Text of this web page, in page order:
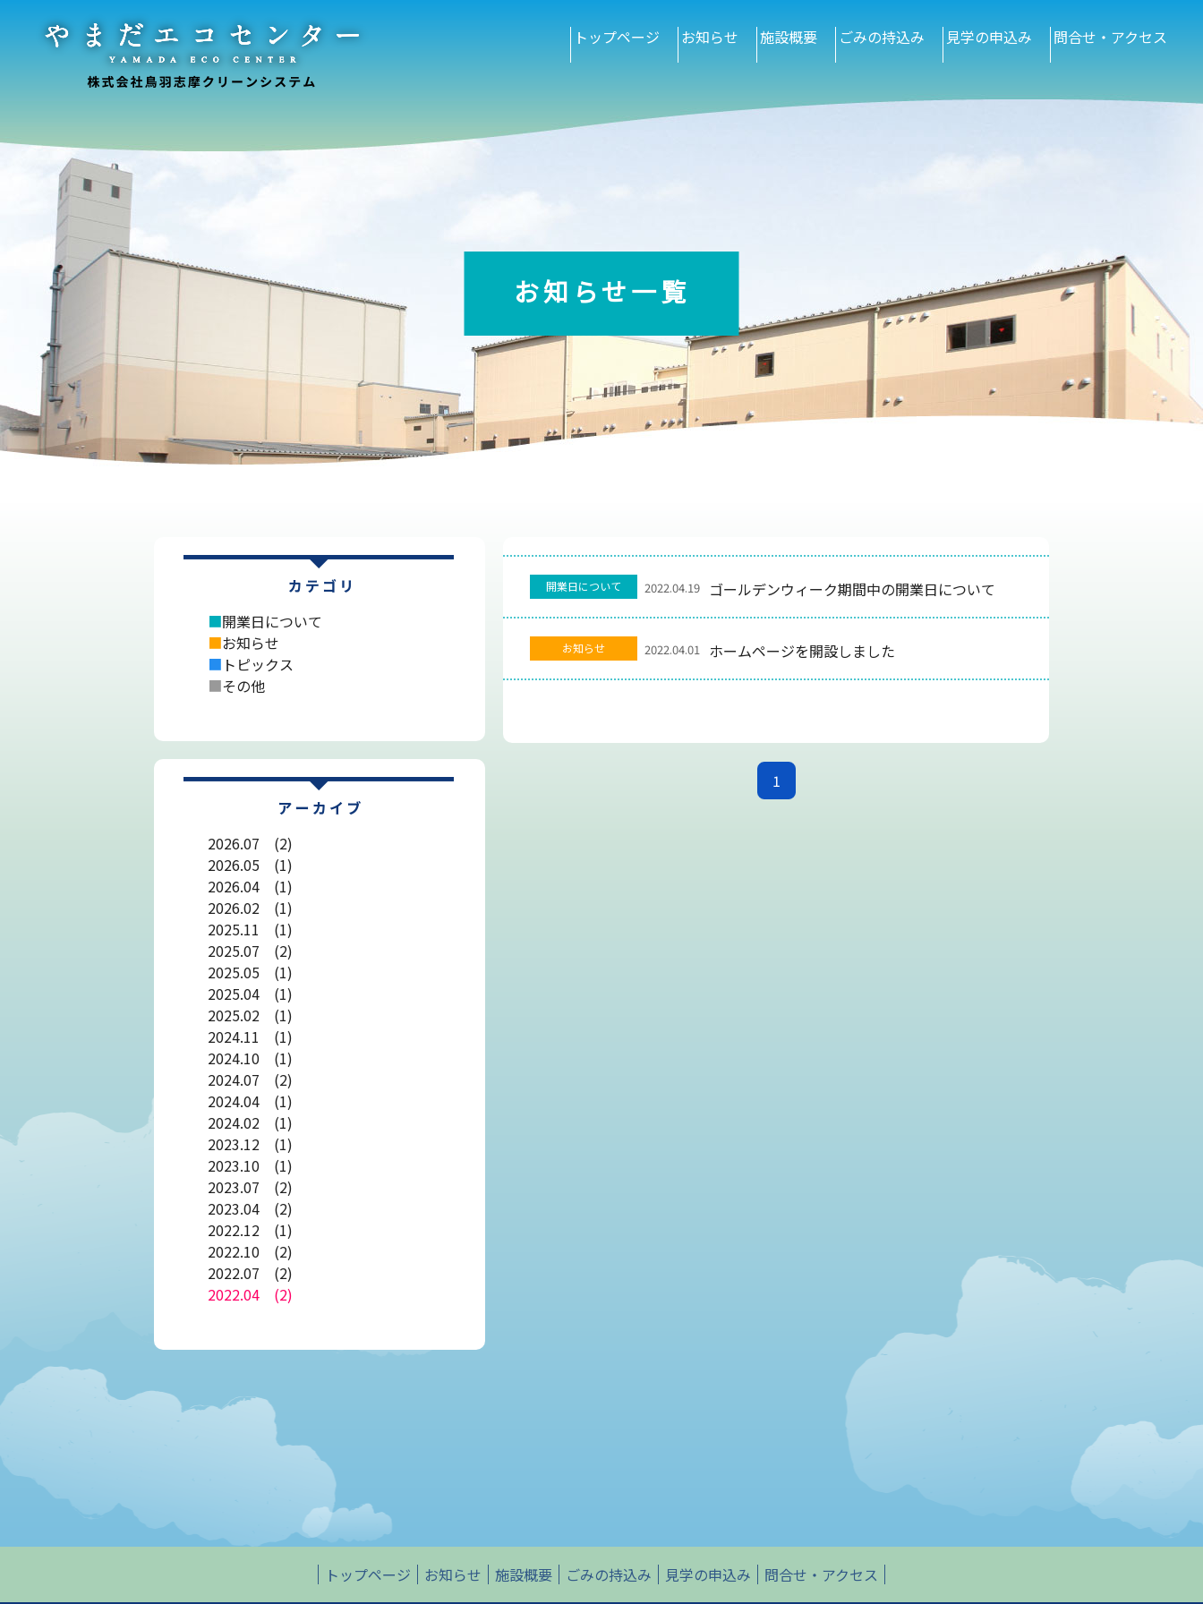
トップページ お知らせ 施設概要 ごみの持込み 見学の申込み 問合せ・アクセス
お知らせ一覧
■開業日について
■お知らせ
■ トピックス
■その他
2026.07 (2)
2026.05 (1)
2026.04 (1)
2026.02 (1)
2025.11 (1)
2025.07 (2)
2025.05 (1)
2025.04 (1)
2025.02 (1)
2024.11 (1)
2024.10 (1)
2024.07 (2)
2024.04 (1)
2024.02 (1)
2023.12 (1)
2023.10 (1)
2023.07 (2)
2023.04 (2)
2022.12 (1)
2022.10 (2)
2022.07 (2)
2022.04 (2)
開業日について 2022.04.19 ゴールデンウィーク期間中の開業日について
お知らせ 2022.04.01 ホームページを開設しました
1
トップページ お知らせ 施設概要 ごみの持込み 見学の申込み 問合せ・アクセス